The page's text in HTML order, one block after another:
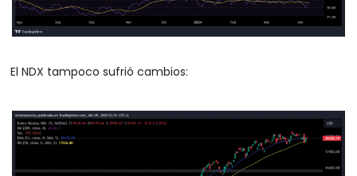
El NDX tampoco sufrió cambios: